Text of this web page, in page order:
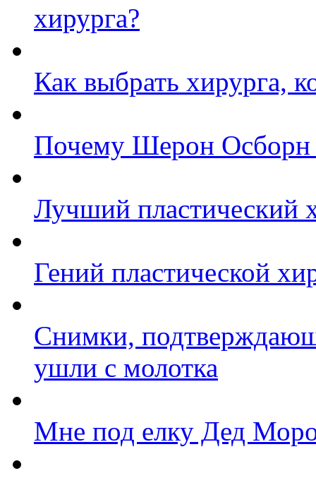
хирурга?
Как выбрать хирурга,
Почему Шерон Осборн
Лучший пластический
Гений пластической
Снимки,
ушли с молотка
Мне под елку Дед